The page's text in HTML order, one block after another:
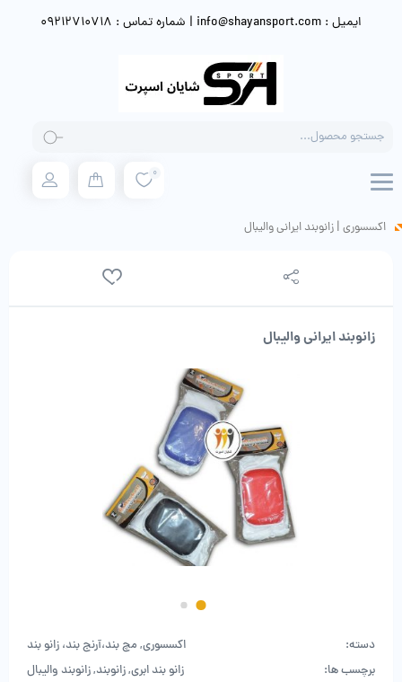
ایمیل : info@shayansport.com | شماره تماس : 09212710718
search
0
اکسسوری | زانوبند ایرانی والیبال
زانوبند ایرانی والیبال
دسته: اکسسوری, مچ بند،آرنج بند، زانو بند
برچسب ها:
زانو بند ابری,زانوبند,زانوبند والیبال